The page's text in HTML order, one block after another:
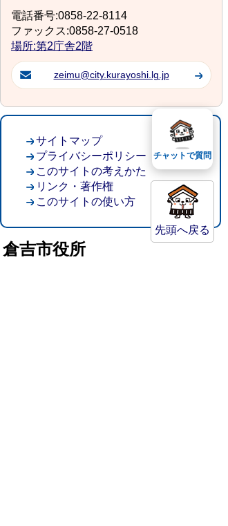
電話番号:0858-22-8114
ファックス:0858-27-0518
場所:第2庁舎2階
zeimu@city.kurayoshi.lg.jp
先頭へ戻る
サイトマップ
プライバシーポリシー
このサイトの考えかた
リンク・著作権
このサイトの使い方
倉吉市役所
チャットで質問